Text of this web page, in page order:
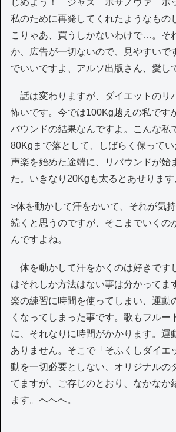
じめよう！ ジャズ ボサノヴァ ポッ
私のために再発してくれたようなもの
こりゃあ、買うしかないわけで…。そ
か、広告が一切ないので、見やすいで
でいいですよ、アルソ出版さん、愛し
話は変わりますが、ダイエットのリ
怖いです。今では100Kg越えの私です
バウンドの結果なんですよ。こんな私
80Kgまで落として、しばらく保って
声楽を始めた途端に、リバウンドが始
た。いきなり20Kgも太るとあせります
>体を動かして汗をかいて、それが気
続くと思うのですが、そこまでいくの
んですよね。
体を動かして汗をかくのは好きです
はそれしか方法はない事は分かってま
楽の練習に時間を使ってしまい、運動
くなってしまった事です。歌もフルー
に、それなりに時間がかかります。運
ありません。そこで「そふくしダイエ
動を一切必要としない、オリジナルの
てますが、ご存じのとおり、なかなか
ます。へへへ。